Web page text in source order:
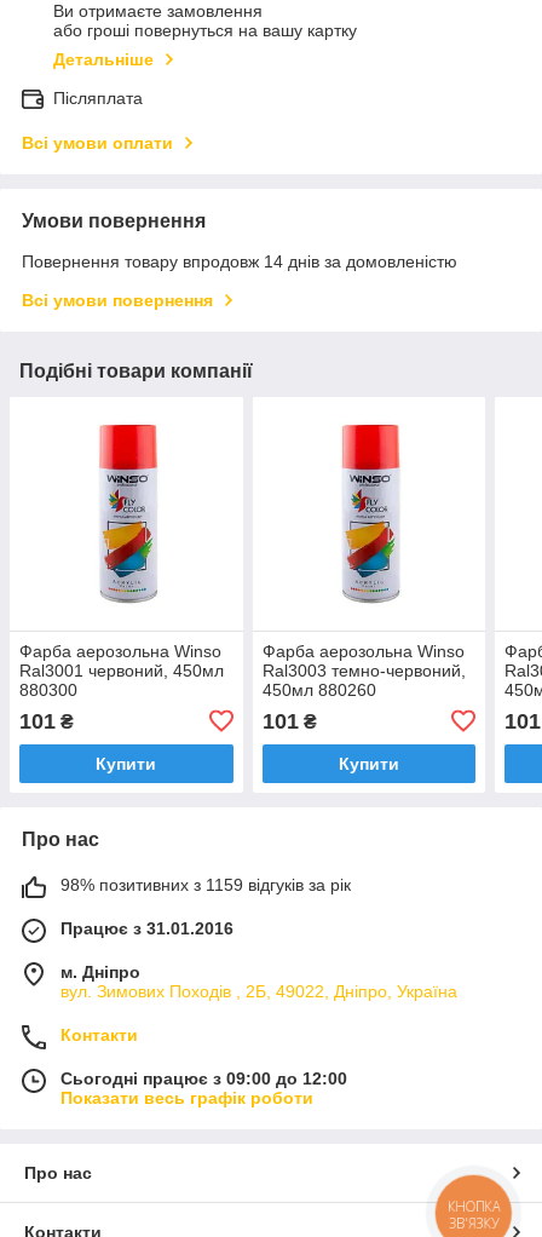
Ви отримаєте замовлення
або гроші повернуться на вашу картку
Детальніше
Післяплата
Всі умови оплати
Умови повернення
Повернення товару впродовж 14 днів за домовленістю
Всі умови повернення
Подібні товари компанії
Фарба аерозольна Winso
Ral3001 червоний, 450мл
880300
101 ₴
Купити
Фарба аерозольна Winso
Ral3003 темно-червоний,
450мл 880260
101₴
Купити
101
Про нас
98% позитивних з 1159 відгуків за рік
Працює з 31.01.2016
м. Дніпро
вул. Зимових Походiв , 2Б, 49022, Дніпро, Україна
Контакти
Сьогодні працює з 09:00 до 12:00
Показати весь графік роботи
Про нас
Контакти
КНОПКА
ЗВ'ЯЗКУ